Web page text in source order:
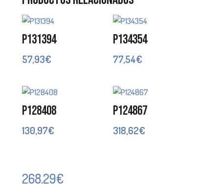
P131394
57,93€
P134354
77,54€
P128408
130,97€
P124867
318,62€
268,29€